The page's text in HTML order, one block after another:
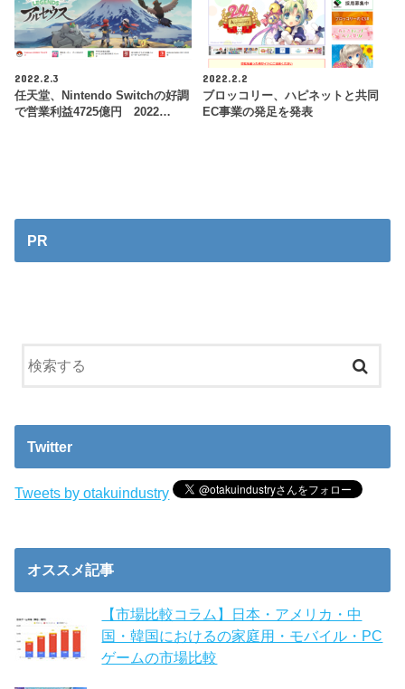
2022.2.3
任天堂、Nintendo Switchの好調
で営業利益4725億円 2022…
2022.2.2
ブロッコリー、ハピネットと共同
EC事業の発足を発表
PR
Twitter
Tweets by otakuindustry
オススメ記事
【市場比較コラム】日本・アメリカ・中
国・韓国におけるの家庭用・モバイル・PC
ゲームの市場比較